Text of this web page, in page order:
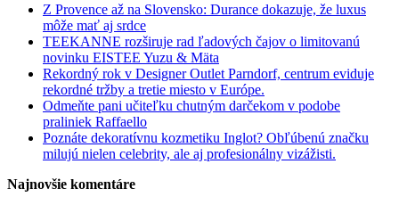
Z Provence až na Slovensko: Durance dokazuje, že luxus
môže mať aj srdce
TEEKANNE rozširuje rad ľadových čajov o limitovanú
novinku EISTEE Yuzu & Mäta
Rekordný rok v Designer Outlet Parndorf, centrum eviduje
rekordné tržby a tretie miesto v Európe.
Odmeňte pani učiteľku chutným darčekom v podobe
praliniek Raffaello
Poznáte dekoratívnu kozmetiku Inglot? Obľúbenú značku
milujú nielen celebrity, ale aj profesionálny vizážisti.
Najnovšie komentáre